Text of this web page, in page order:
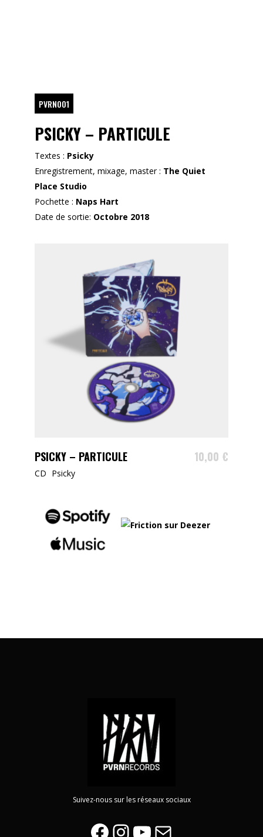
PVRN001
PSICKY – PARTICULE
Textes : Psicky
Enregistrement, mixage, master : The Quiet
Place Studio
Pochette : Naps Hart
Date de sortie: Octobre 2018
AJOUTER AU PANIER
PSICKY – PARTICULE 10,00 €
CD Psicky
Suivez-nous sur les réseaux sociaux